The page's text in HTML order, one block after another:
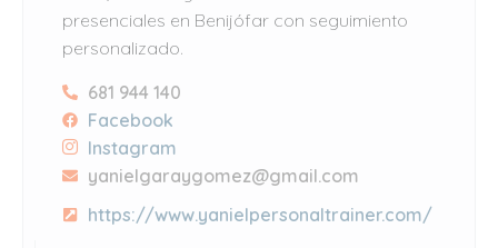
presenciales en Benijófar con seguimiento
personalizado.
681 944 140
Facebook
Instagram
yanielgaraygomez@gmail.com
https://www.yanielpersonaltrainer.com/